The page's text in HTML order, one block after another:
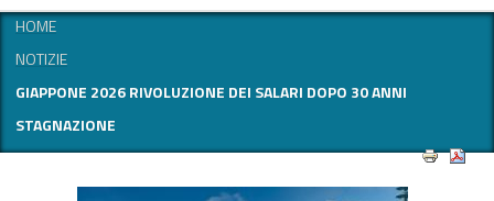
HOME
NOTIZIE
GIAPPONE 2026 RIVOLUZIONE DEI SALARI DOPO 30 ANNI
STAGNAZIONE